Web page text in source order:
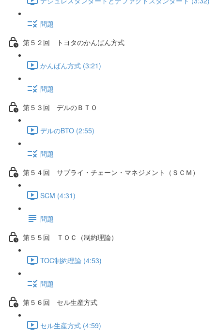
問題
第５２回 トヨタのかんばん方式
かんばん方式 (3:21)
問題
第５３回 デルのＢＴＯ
デルのBTO (2:55)
問題
第５４回 サプライ・チェーン・マネジメント（ＳＣＭ）
SCM (4:31)
問題
第５５回 ＴＯＣ（制約理論）
TOC制約理論 (4:53)
問題
第５６回 セル生産方式
セル生産方式 (4:59)